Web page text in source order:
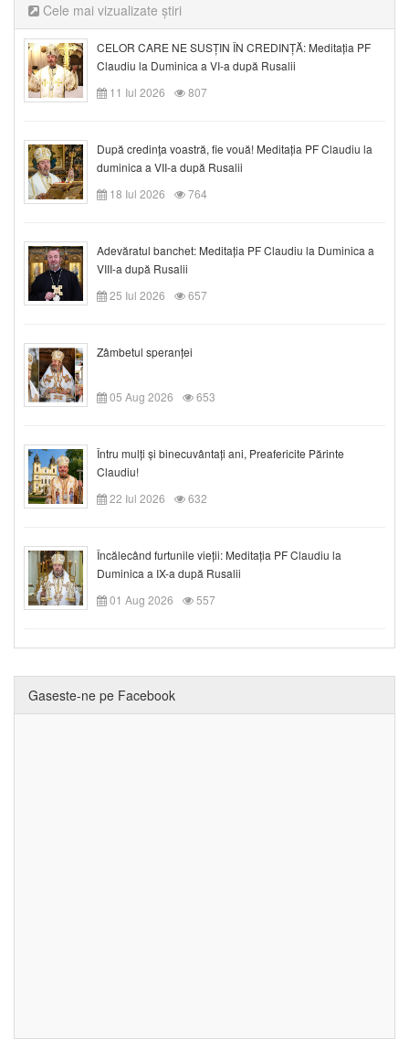
Cele mai vizualizate știri
CELOR CARE NE SUSȚIN ÎN CREDINȚĂ: Meditația PF
Claudiu la Duminica a VI-a după Rusalii
11 Iul 2026
807
După credinţa voastră, fie vouă! Meditația PF Claudiu la
duminica a VII-a după Rusalii
18 Iul 2026
764
Adevăratul banchet: Meditația PF Claudiu la Duminica a
VIII-a după Rusalii
25 Iul 2026
657
Zâmbetul speranței
05 Aug 2026 653
Întru mulți și binecuvântați ani, Preafericite Părinte
Claudiu!
22 Iul 2026
632
Încălecând furtunile vieții: Meditația PF Claudiu la
Duminica a IX-a după Rusalii
01 Aug 2026
557
Gaseste-ne pe Facebook